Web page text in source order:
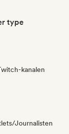
type
kanalen
Journalisten